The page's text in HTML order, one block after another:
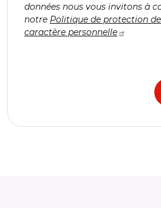
données nous vous invitons à
notre Politique de protection
caractère personnelle